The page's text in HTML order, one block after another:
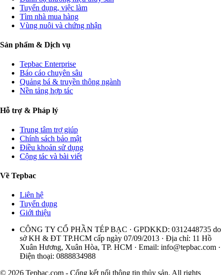
Tuyển dụng, việc làm
Tìm nhà mua hàng
Vùng nuôi và chứng nhận
Sản phẩm & Dịch vụ
Tepbac Enterprise
Báo cáo chuyên sâu
Quảng bá & truyền thông ngành
Nền tảng hợp tác
Hỗ trợ & Pháp lý
Trung tâm trợ giúp
Chính sách bảo mật
Điều khoản sử dụng
Cộng tác và bài viết
Về Tepbac
Liên hệ
Tuyển dụng
Giới thiệu
CÔNG TY CỔ PHẦN TÉP BẠC · GPDKKD: 0312448735 do
sở KH & ĐT TP.HCM cấp ngày 07/09/2013 · Địa chỉ: 11 Hồ
Xuân Hương, Xuân Hòa, TP. HCM · Email: info@tepbac.com ·
Điện thoại: 0888834988
© 2026 Tepbac.com - Cổng kết nối thông tin thủy sản. All rights